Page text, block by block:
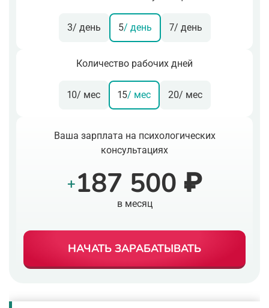
3/ день 5/ день 7/ день
Количество рабочих дней
10/ мес 15/ мес 20/ мес
Ваша зарплата на психологических
консультациях
+187 500 ₽
в месяц
НАЧАТЬ ЗАРАБАТЫВАТЬ